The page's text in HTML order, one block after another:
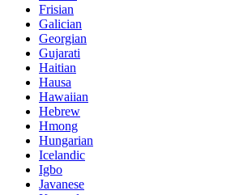
Frisian
Galician
Georgian
Gujarati
Haitian
Hausa
Hawaiian
Hebrew
Hmong
Hungarian
Icelandic
Igbo
Javanese